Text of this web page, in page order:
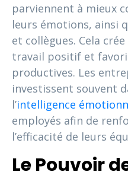
parviennent à mieux
leurs émotions, ainsi
et collègues. Cela
travail positif et
productives. Les
investissent souvent
l’intelligence
employés afin de
l’efficacité de leurs
Le Pouvoir